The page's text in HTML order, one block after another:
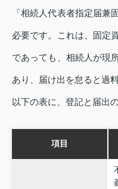
「相続人代表者指定届兼
必要です。これは、固定
であっても、相続人が現
あり、届け出を怠ると過
以下の表に、登記と届出
項目